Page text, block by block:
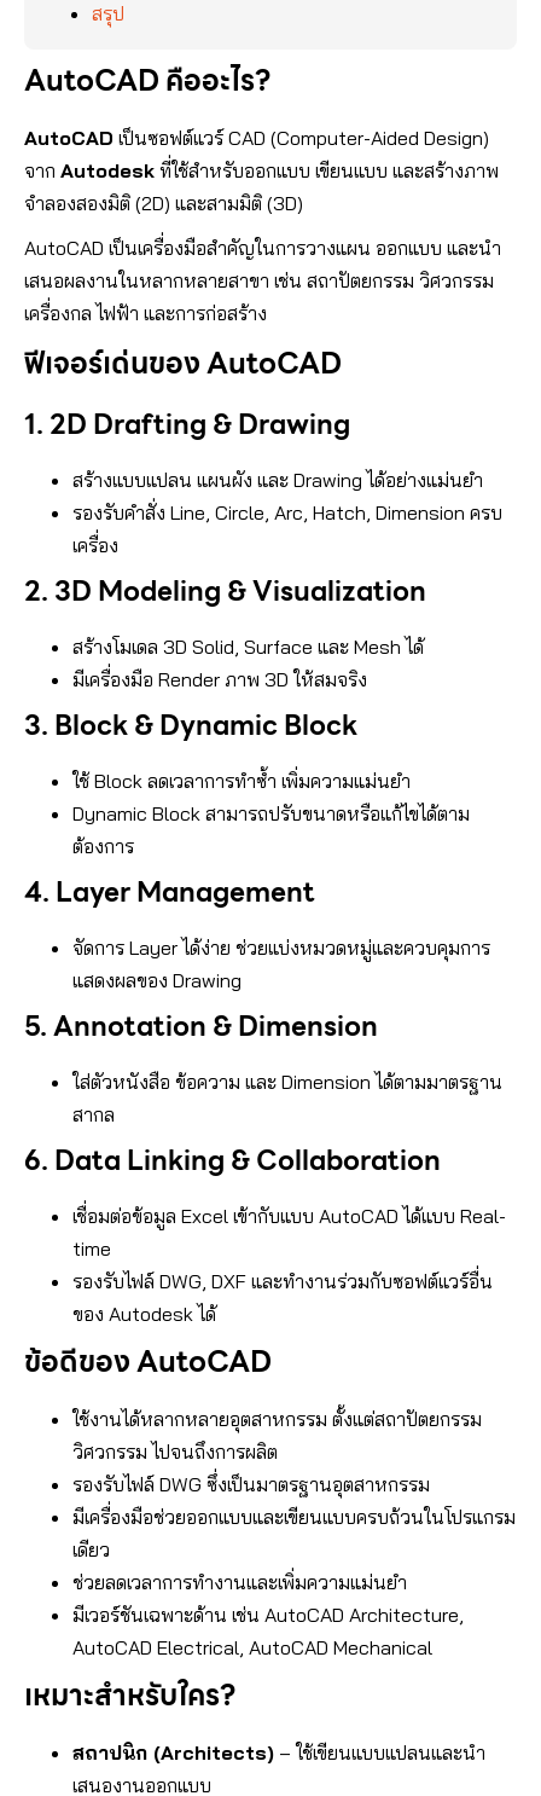
สรุป
AutoCAD คืออะไร?
AutoCAD เป็นซอฟต์แวร์ CAD (Computer-Aided Design)
จาก Autodesk ที่ใช้สำหรับออกแบบ เขียนแบบ และสร้างภาพ
จำลองสองมิติ (2D) และสามมิติ (3D)
AutoCAD เป็นเครื่องมือสำคัญในการวางแผน ออกแบบ และนำ
เสนอผลงานในหลากหลายสาขา เช่น สถาปัตยกรรม วิศวกรรม
เครื่องกล ไฟฟ้า และการก่อสร้าง
ฟีเจอร์เด่นของ AutoCAD
1. 2D Drafting & Drawing
สร้างแบบแปลน แผนผัง และ Drawing ได้อย่างแม่นยำ
รองรับคำสั่ง Line, Circle, Arc, Hatch, Dimension ครบ
เครื่อง
2. 3D Modeling & Visualization
สร้างโมเดล 3D Solid, Surface และ Mesh ได้
มีเครื่องมือ Render ภาพ 3D ให้สมจริง
3. Block & Dynamic Block
ใช้ Block ลดเวลาการทำซ้ำ เพิ่มความแม่นยำ
Dynamic Block สามารถปรับขนาดหรือแก้ไขได้ตาม
ต้องการ
4. Layer Management
จัดการ Layer ได้ง่าย ช่วยแบ่งหมวดหมู่และควบคุมการ
แสดงผลของ Drawing
5. Annotation & Dimension
ใส่ตัวหนังสือ ข้อความ และ Dimension ได้ตามมาตรฐาน
สากล
6. Data Linking & Collaboration
เชื่อมต่อข้อมูล Excel เข้ากับแบบ AutoCAD ได้แบบ Real-
time
รองรับไฟล์ DWG, DXF และทำงานร่วมกับซอฟต์แวร์อื่น
ของ Autodesk ได้
ข้อดีของ AutoCAD
ใช้งานได้หลากหลายอุตสาหกรรม ตั้งแต่สถาปัตยกรรม
วิศวกรรม ไปจนถึงการผลิต
รองรับไฟล์ DWG ซึ่งเป็นมาตรฐานอุตสาหกรรม
มีเครื่องมือช่วยออกแบบและเขียนแบบครบถ้วนในโปรแกรม
เดียว
ช่วยลดเวลาการทำงานและเพิ่มความแม่นยำ
มีเวอร์ชันเฉพาะด้าน เช่น AutoCAD Architecture,
AutoCAD Electrical, AutoCAD Mechanical
เหมาะสำหรับใคร?
สถาปนิก (Architects) – ใช้เขียนแบบแปลนและนำ
เสนองานออกแบบ